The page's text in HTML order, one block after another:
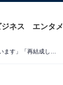
ジネス エンタメ
大沢樹生、光GENJI再結成の可能性は…？ 答えにファン歓喜「再結成を待ち望んでいます」「再結成してほしい！」